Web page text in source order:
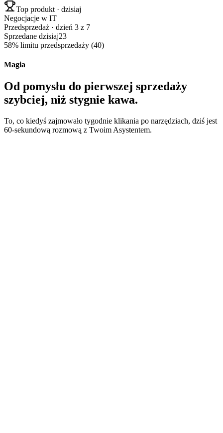
Top produkt · dzisiaj
Negocjacje w IT
Przedsprzedaż · dzień 3 z 7
Sprzedane dzisiaj23
58% limitu przedsprzedaży (40)
Magia
Od pomysłu do pierwszej sprzedaży
szybciej, niż stygnie kawa.
To, co kiedyś zajmowało tygodnie klikania po narzędziach, dziś jest
60-sekundową rozmową z Twoim Asystentem.